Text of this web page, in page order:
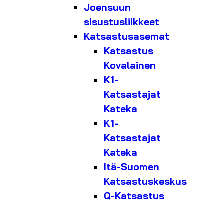
Joensuun
sisustusliikkeet
Katsastusasemat
Katsastus
Kovalainen
K1-
Katsastajat
Kateka
K1-
Katsastajat
Kateka
Itä-Suomen
Katsastuskeskus
Q-Katsastus